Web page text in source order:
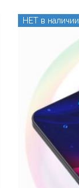
НЕТ в наличии